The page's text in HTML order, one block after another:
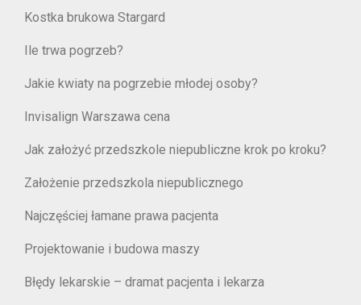
Kostka brukowa Stargard
Ile trwa pogrzeb?
Jakie kwiaty na pogrzebie młodej osoby?
Invisalign Warszawa cena
Jak założyć przedszkole niepubliczne krok po kroku?
Założenie przedszkola niepublicznego
Najczęściej łamane prawa pacjenta
Projektowanie i budowa maszy
Błędy lekarskie – dramat pacjenta i lekarza